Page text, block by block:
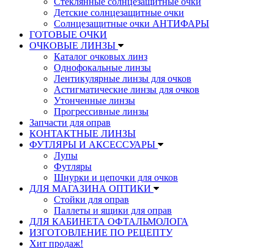
Детские солнцезащитные очки
Солнцезащитные очки АНТИФАРЫ
ГОТОВЫЕ ОЧКИ
ОЧКОВЫЕ ЛИНЗЫ
Каталог очковых линз
Однофокальные линзы
Лентикулярные линзы для очков
Астигматические линзы для очков
Утонченные линзы
Прогрессивные линзы
Запчасти для оправ
КОНТАКТНЫЕ ЛИНЗЫ
ФУТЛЯРЫ И АКСЕССУАРЫ
Лупы
Футляры
Шнурки и цепочки для очков
ДЛЯ МАГАЗИНА ОПТИКИ
Стойки для оправ
Паллеты и ящики для оправ
ДЛЯ КАБИНЕТА ОФТАЛЬМОЛОГА
ИЗГОТОВЛЕНИЕ ПО РЕЦЕПТУ
Хит продаж!